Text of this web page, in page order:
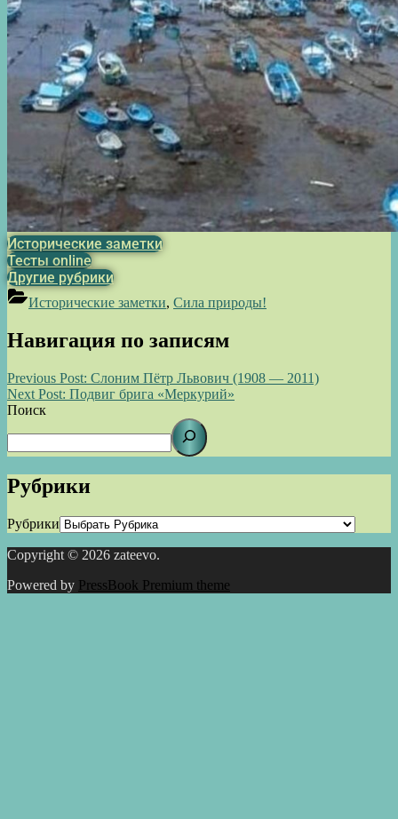
Исторические заметки
Тесты online
Другие рубрики
Исторические заметки, Сила природы!
Навигация по записям
Previous Post: Слоним Пётр Львович (1908 — 2011)
Next Post: Подвиг брига «Меркурий»
Поиск
Рубрики
Рубрики
Copyright © 2026 zateevo.
Powered by PressBook Premium theme